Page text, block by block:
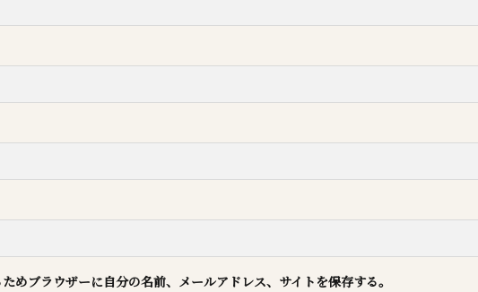
めブラウザーに自分の名前、メールアドレス、サイトを保存する。